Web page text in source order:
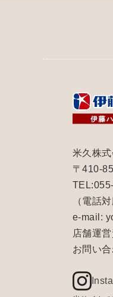
米久株
〒410-
（電話
e-mail:
店舗運
お問い